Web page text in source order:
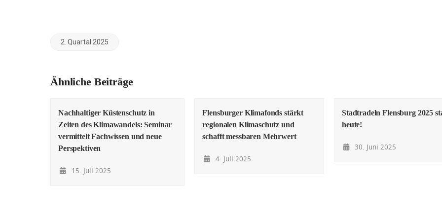
2. Quartal 2025
Ähnliche Beiträge
Nachhaltiger Küstenschutz in
Zeiten des Klimawandels: Seminar
vermittelt Fachwissen und neue
Perspektiven
15. Juli 2025
Flensburger Klimafonds stärkt
regionalen Klimaschutz und
schafft messbaren Mehrwert
4. Juli 2025
Stadtradeln Flensburg 2025
heute!
30. Juni 2025